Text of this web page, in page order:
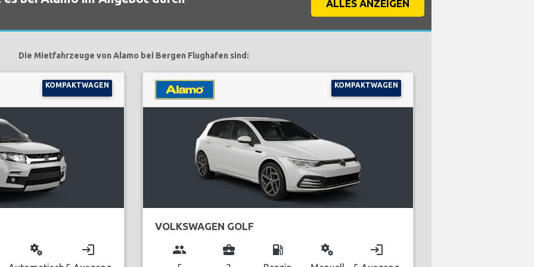
ALLES ANZEIGEN
Die Mietfahrzeuge von Alamo bei Bergen Flughafen sind:
KOMPAKTWAGEN
miscellaneous_services login
KOMPAKTWAGEN
VOLKSWAGEN GOLF
group business_center local_gas_station miscellaneous_services login